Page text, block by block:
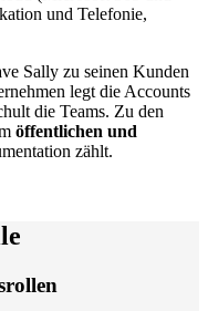
und Telefonie,
Sally zu seinen Kunden
legt die Accounts
die Teams. Zu den
öffentlichen und
zählt.